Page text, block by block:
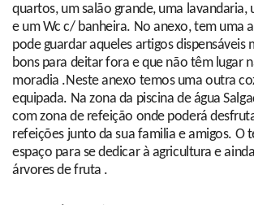
quartos, um salão grande, uma lavandaria,
e um Wc c/ banheira. No anexo, tem uma
pode guardar aqueles artigos dispensáveis
bons para deitar fora e que não têm lugar
moradia .Neste anexo temos uma outra
equipada. Na zona da piscina de água
com zona de refeição onde poderá
refeições junto da sua familia e amigos. O
espaço para se dedicar à agricultura e
árvores de fruta .